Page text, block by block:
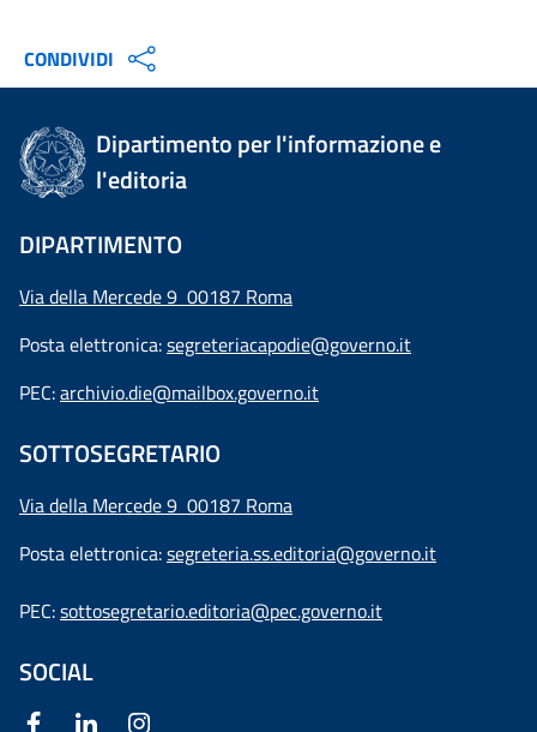
CONDIVIDI
Dipartimento per l'informazione e
l'editoria
DIPARTIMENTO
Via della Mercede 9 00187 Roma
Posta elettronica:segreteriacapodie@governo.it
PEC:archivio.die@mailbox.governo.it
SOTTOSEGRETARIO
Via della Mercede 9 00187 Roma
Posta elettronica:segreteria.ss.editoria@governo.it
PEC:sottosegretario.editoria@pec.governo.it
SOCIAL